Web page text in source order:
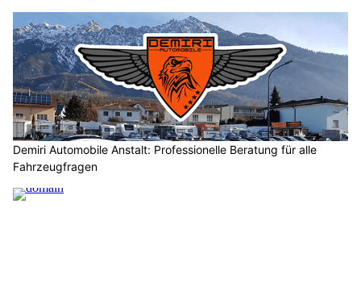
Demiri Automobile Anstalt: Professionelle Beratung für alle
Fahrzeugfragen